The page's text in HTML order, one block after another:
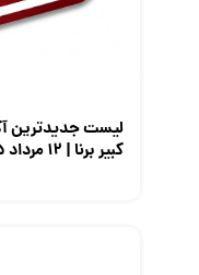
لیست جدیدترین
کبیر برنا | ۱۲ مرداد ۱۴۰۵